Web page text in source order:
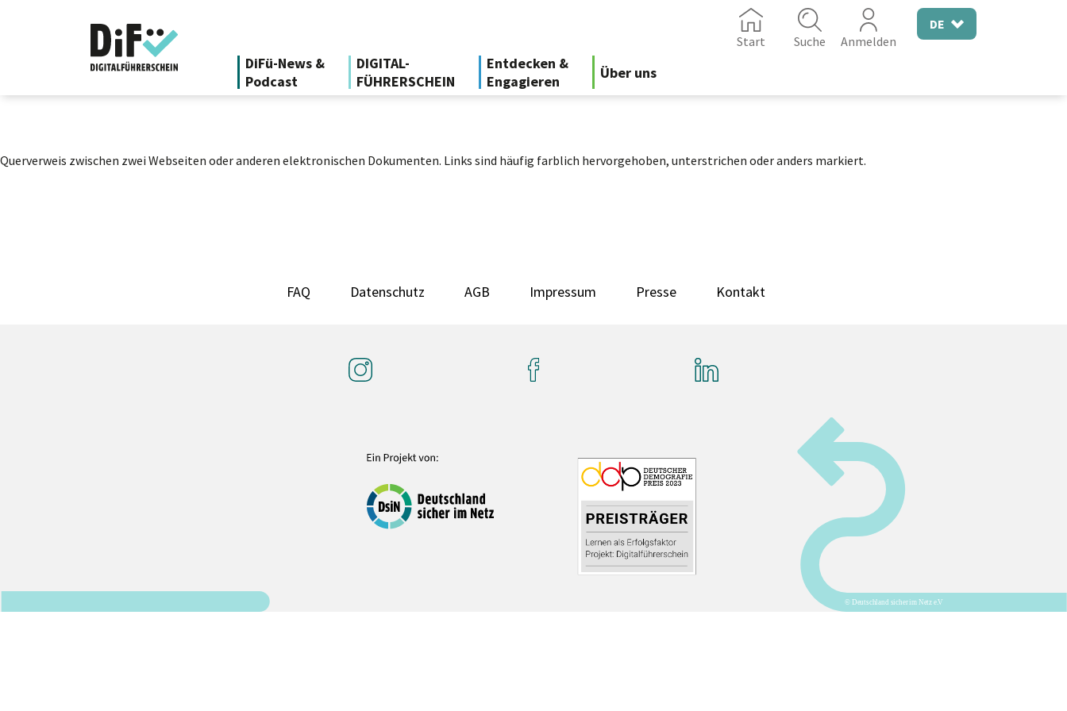
DiFü-News &
Podcast
DIGITAL-
FÜHRERSCHEIN
Entdecken &
Engagieren
Über uns
Start Suche Anmelden
DE
Querverweis zwischen zwei Webseiten oder anderen elektronischen Dokumenten. Links sind häufig farblich hervorgehoben, unterstrichen oder anders markiert.
FAQ Datenschutz AGB Impressum Presse Kontakt